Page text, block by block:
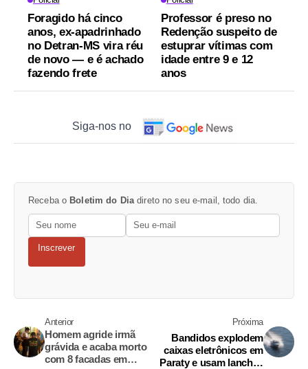
Foragido há cinco
anos, ex-apadrinhado
no Detran-MS vira réu
de novo — e é achado
fazendo frete
Professor é preso no
Redenção suspeito de
estuprar vítimas com
idade entre 9 e 12
anos
Siga-nos no
Receba o Boletim do Diadireto no seu e-mail, todo dia.
Inscrever
Anterior
Homem agride irmã
grávida e acaba morto
com 8 facadas em
Próxima
Bandidos explodem
caixas eletrônicos em
Paraty e usam lanchas